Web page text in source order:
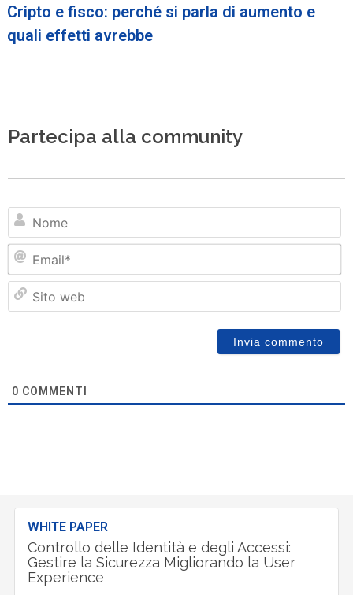
Cripto e fisco: perché si parla di aumento e
quali effetti avrebbe
Partecipa alla community
0 COMMENTI
WHITE PAPER
Controllo delle Identità e degli Accessi:
Gestire la Sicurezza Migliorando la User
Experience